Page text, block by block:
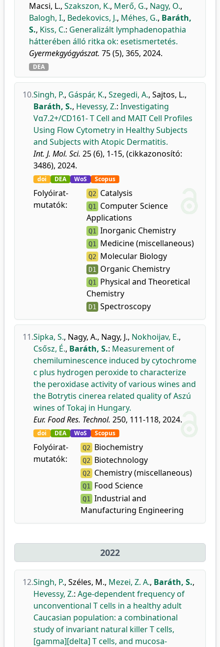
Macsi, L., Szakszon, K., Merő, G., Nagy, O.,
Balogh, I., Bedekovics, J., Méhes, G., Baráth,
S., Kiss, C.: Generalizált lymphadenopathia
hátterében álló ritka ok: esetismertetés.
Gyermekgyógyászat. 75 (5), 365, 2024.
DEA
10.Singh, P., Gáspár, K., Szegedi, A., Sajtos, L.,
Baráth, S., Hevessy, Z.: Investigating
Vα7.2+/CD161- T Cell and MAIT Cell Profiles
Using Flow Cytometry in Healthy Subjects
and Subjects with Atopic Dermatitis.
Int. J. Mol. Sci. 25 (6), 1-15, (cikkazonosító:
3486), 2024.
doi DEA WoS Scopus
Folyóirat-
mutatók:
Q2 Catalysis
Q1
Computer Science
Applications
Q1 Inorganic Chemistry
Q1 Medicine (miscellaneous)
Q2 Molecular Biology
D1 Organic Chemistry
Q1
Physical and Theoretical
Chemistry
D1 Spectroscopy
11.Sipka, S., Nagy, A., Nagy, J., Nokhoijav, E.,
Csősz, É., Baráth, S.: Measurement of
chemiluminescence induced by cytochrome
c plus hydrogen peroxide to characterize
the peroxidase activity of various wines and
the Botrytis cinerea related quality of Aszú
wines of Tokaj in Hungary.
Eur. Food Res. Technol. 250, 111-118, 2024.
doi DEA WoS Scopus
Folyóirat-
mutatók:
Q2 Biochemistry
Q2 Biotechnology
Q2 Chemistry (miscellaneous)
Q1 Food Science
Q1 Industrial and
Manufacturing Engineering
2022
12.Singh, P., Széles, M., Mezei, Z. A., Baráth, S.,
Hevessy, Z.: Age-dependent frequency of
unconventional T cells in a healthy adult
Caucasian population: a combinational
study of invariant natural killer T cells,
[gamma][delta] T cells, and mucosa-